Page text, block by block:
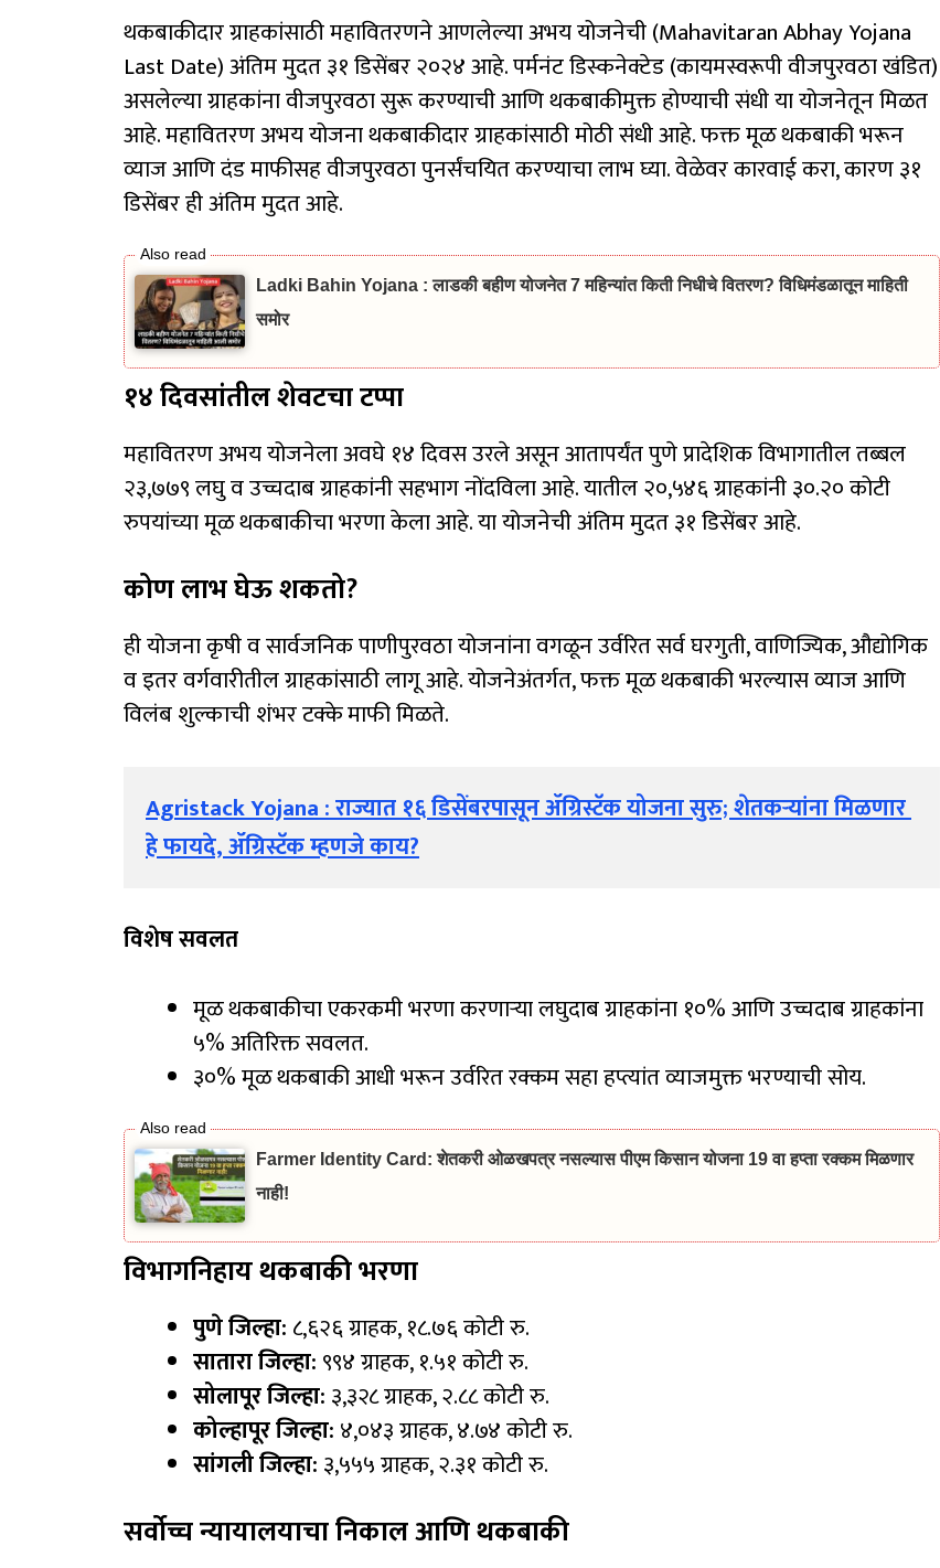
थकबाकीदार ग्राहकांसाठी महावितरणने आणलेल्या अभय योजनेची (Mahavitaran Abhay Yojana
Last Date) अंतिम मुदत ३१ डिसेंबर २०२४ आहे. पर्मनंट डिस्कनेक्टेड (कायमस्वरूपी वीजपुरवठा खंडित)
असलेल्या ग्राहकांना वीजपुरवठा सुरू करण्याची आणि थकबाकीमुक्त होण्याची संधी या योजनेतून मिळत
आहे. महावितरण अभय योजना थकबाकीदार ग्राहकांसाठी मोठी संधी आहे. फक्त मूळ थकबाकी भरून
व्याज आणि दंड माफीसह वीजपुरवठा पुनर्संचयित करण्याचा लाभ घ्या. वेळेवर कारवाई करा, कारण ३१
डिसेंबर ही अंतिम मुदत आहे.
Ladki Bahin Yojana : लाडकी बहीण योजनेत 7 महिन्यांत किती निधीचे वितरण? विधिमंडळातून माहिती
समोर
१४ दिवसांतील शेवटचा टप्पा
महावितरण अभय योजनेला अवघे १४ दिवस उरले असून आतापर्यंत पुणे प्रादेशिक विभागातील तब्बल
२३,७७९ लघु व उच्चदाब ग्राहकांनी सहभाग नोंदविला आहे. यातील २०,५४६ ग्राहकांनी ३०.२० कोटी
रुपयांच्या मूळ थकबाकीचा भरणा केला आहे. या योजनेची अंतिम मुदत ३१ डिसेंबर आहे.
कोण लाभ घेऊ शकतो?
ही योजना कृषी व सार्वजनिक पाणीपुरवठा योजनांना वगळून उर्वरित सर्व घरगुती, वाणिज्यिक, औद्योगिक
व इतर वर्गवारीतील ग्राहकांसाठी लागू आहे. योजनेअंतर्गत, फक्त मूळ थकबाकी भरल्यास व्याज आणि
विलंब शुल्काची शंभर टक्के माफी मिळते.
Agristack Yojana : राज्यात १६ डिसेंबरपासून ॲग्रिस्टॅक योजना सुरु; शेतकऱ्यांना मिळणार
हे फायदे, ॲग्रिस्टॅक म्हणजे काय?
विशेष सवलत
मूळ थकबाकीचा एकरकमी भरणा करणाऱ्या लघुदाब ग्राहकांना १०% आणि उच्चदाब ग्राहकांना
५% अतिरिक्त सवलत.
३०% मूळ थकबाकी आधी भरून उर्वरित रक्कम सहा हप्त्यांत व्याजमुक्त भरण्याची सोय.
Farmer Identity Card: शेतकरी ओळखपत्र नसल्यास पीएम किसान योजना 19 वा हप्ता रक्कम मिळणार
नाही!
विभागनिहाय थकबाकी भरणा
पुणे जिल्हा: ८,६२६ ग्राहक, १८.७६ कोटी रु.
सातारा जिल्हा: ९९४ ग्राहक, १.५१ कोटी रु.
सोलापूर जिल्हा: ३,३२८ ग्राहक, २.८८ कोटी रु.
कोल्हापूर जिल्हा: ४,०४३ ग्राहक, ४.७४ कोटी रु.
सांगली जिल्हा: ३,५५५ ग्राहक, २.३१ कोटी रु.
सर्वोच्च न्यायालयाचा निकाल आणि थकबाकी